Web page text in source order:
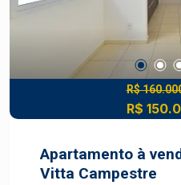
R$
R$
Apartamento à
Vitta Campestre